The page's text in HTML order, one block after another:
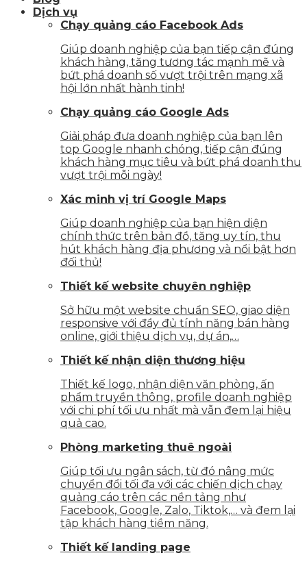
Dịch vụ
Chạy quảng cáo Facebook Ads
Giúp doanh nghiệp của bạn tiếp cận đúng
khách hàng, tăng tương tác mạnh mẽ và
bứt phá doanh số vượt trội trên mạng xã
hội lớn nhất hành tinh!
Chạy quảng cáo Google Ads
Giải pháp đưa doanh nghiệp của bạn lên
top Google nhanh chóng, tiếp cận đúng
khách hàng mục tiêu và bứt phá doanh thu
vượt trội mỗi ngày!
Xác minh vị trí Google Maps
Giúp doanh nghiệp của bạn hiện diện
chính thức trên bản đồ, tăng uy tín, thu
hút khách hàng địa phương và nổi bật hơn
đối thủ!
Thiết kế website chuyên nghiệp
Sở hữu một website chuẩn SEO, giao diện
responsive với đầy đủ tính năng bán hàng
online, giới thiệu dịch vụ, dự án,…
Thiết kế nhận diện thương hiệu
Thiết kế logo, nhận diện văn phòng, ấn
phẩm truyền thông, profile doanh nghiệp
với chi phí tối ưu nhất mà vẫn đem lại hiệu
quả cao.
Phòng marketing thuê ngoài
Giúp tối ưu ngân sách, từ đó nâng mức
chuyển đổi tối đa với các chiến dịch chạy
quảng cáo trên các nền tảng như
Facebook, Google, Zalo, Tiktok,… và đem lại
tập khách hàng tiềm năng.
Thiết kế landing page